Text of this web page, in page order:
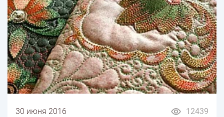
12439
30 июня 2016